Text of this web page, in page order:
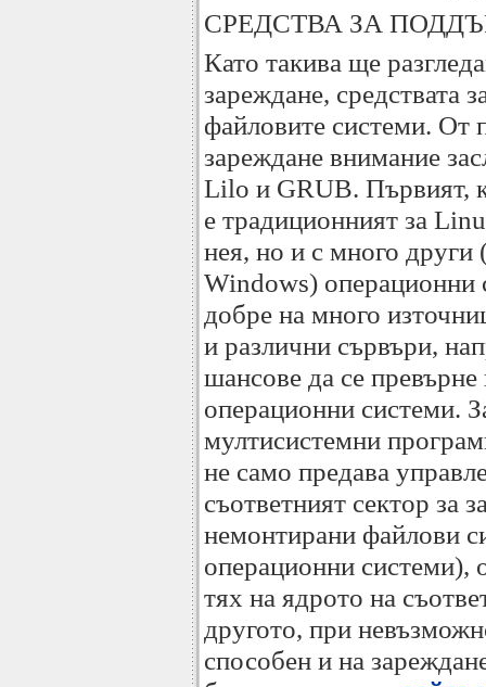
СРЕДСТВА ЗА
Като такива ще
зареждане, средствата
файловите системи. От
зареждане внимание
Lilo и GRUB. Първият,
е традиционният за
нея, но и с много други
Windows) операционни
добре на много
и различни сървъри,
шансове да се превърне
операционни системи.
мултисистемни
не само предава
съответният сектор за
немонтирани файлови
операционни системи),
тях на ядрото на
другото, при
способен и на